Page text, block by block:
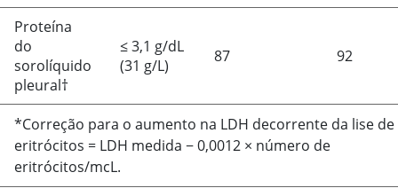
Proteína
do
sorolíquido
pleural†
≤3,1 g/dL
(31 g/L)
87 92
*Correção para o aumento na LDH decorrente da lise de
eritrócitos = LDH medida −0,0012 × número de
eritrócitos/mcL.